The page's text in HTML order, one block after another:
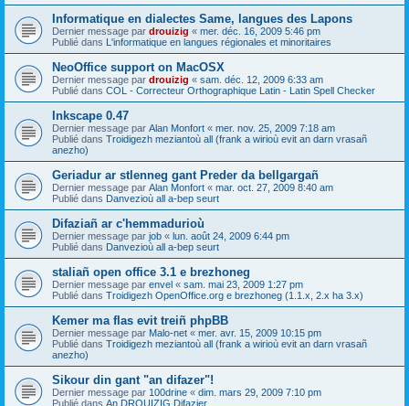
Informatique en dialectes Same, langues des Lapons
Dernier message par drouizig « mer. déc. 16, 2009 5:46 pm
Publié dans L'informatique en langues régionales et minoritaires
NeoOffice support on MacOSX
Dernier message par drouizig « sam. déc. 12, 2009 6:33 am
Publié dans COL - Correcteur Orthographique Latin - Latin Spell Checker
Inkscape 0.47
Dernier message par Alan Monfort « mer. nov. 25, 2009 7:18 am
Publié dans Troidigezh meziantoù all (frank a wirioù evit an darn vrasañ
anezho)
Geriadur ar stlenneg gant Preder da bellgargañ
Dernier message par Alan Monfort « mar. oct. 27, 2009 8:40 am
Publié dans Danvezioù all a-bep seurt
Difaziañ ar c'hemmadurioù
Dernier message par job « lun. août 24, 2009 6:44 pm
Publié dans Danvezioù all a-bep seurt
staliañ open office 3.1 e brezhoneg
Dernier message par envel « sam. mai 23, 2009 1:27 pm
Publié dans Troidigezh OpenOffice.org e brezhoneg (1.1.x, 2.x ha 3.x)
Kemer ma flas evit treiñ phpBB
Dernier message par Malo-net « mer. avr. 15, 2009 10:15 pm
Publié dans Troidigezh meziantoù all (frank a wirioù evit an darn vrasañ
anezho)
Sikour din gant "an difazer"!
Dernier message par 100drine « dim. mars 29, 2009 7:10 pm
Publié dans An DROUIZIG Difazier